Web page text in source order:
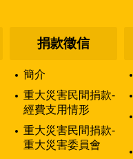
捐款徵信
簡介
重大災害民間捐款-
經費支用情形
重大災害民間捐款-
重大災害委員會